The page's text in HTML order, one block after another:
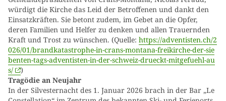
würdigt die Kirche das Leid der Betroffenen und dankt den
Einsatzkräften. Sie betont zudem, im Gebet an die Opfer,
deren Familien und Helfer zu denken und allen Trauernden
Kraft und Trost zu wünschen. (Quelle: https://adventisten.ch/2
026/01/brandkatastrophe-in-crans-montana-freikirche-der-sie
benten-tags-adventisten-in-der-schweiz-drueckt-mitgefuehl-au
s/
)
Tragödie an Neujahr
In der Silvesternacht des 1. Januar 2026 brach in der Bar „Le